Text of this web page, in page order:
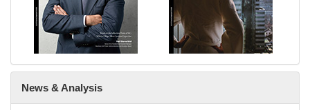
News & Analysis